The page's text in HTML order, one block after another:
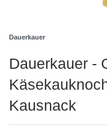
Dauerkauer
Dauerkauer -
Kausnack